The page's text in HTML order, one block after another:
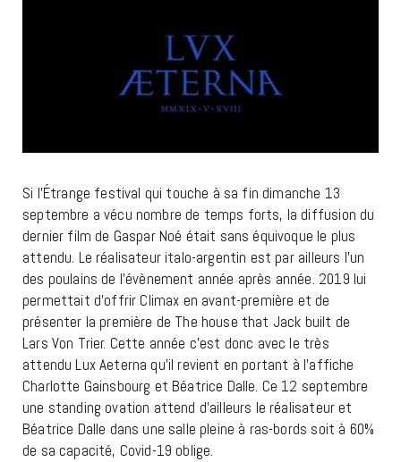
Si l’Étrange festival qui touche à sa fin dimanche 13
septembre a vécu nombre de temps forts, la diffusion du
dernier film de Gaspar Noé était sans équivoque le plus
attendu. Le réalisateur italo-argentin est par ailleurs l’un
des poulains de l’évènement année après année. 2019 lui
permettait d’offrir Climax en avant-première et de
présenter la première de The house that Jack built de
Lars Von Trier. Cette année c’est donc avec le très
attendu Lux Aeterna qu’il revient en portant à l’affiche
Charlotte Gainsbourg et Béatrice Dalle. Ce 12 septembre
une standing ovation attend d’ailleurs le réalisateur et
Béatrice Dalle dans une salle pleine à ras-bords soit à 60%
de sa capacité, Covid-19 oblige.